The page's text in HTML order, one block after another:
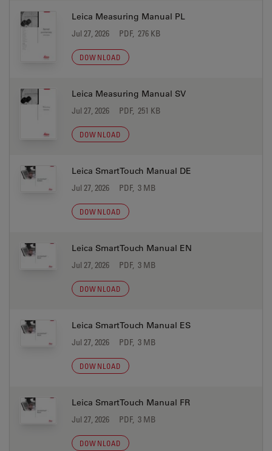
Leica Measuring Manual PL
Jul 27, 2026 PDF, 276 KB
DOWNLOAD
Leica Measuring Manual SV
Jul 27, 2026 PDF, 251 KB
DOWNLOAD
Leica SmartTouch Manual DE
Jul 27, 2026 PDF, 3 MB
DOWNLOAD
Leica SmartTouch Manual EN
Jul 27, 2026 PDF, 3 MB
DOWNLOAD
Leica SmartTouch Manual ES
Jul 27, 2026 PDF, 3 MB
DOWNLOAD
Leica SmartTouch Manual FR
Jul 27, 2026 PDF, 3 MB
DOWNLOAD